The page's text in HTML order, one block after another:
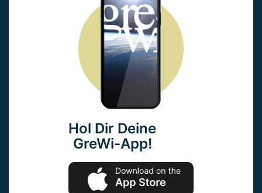
Hol Dir Deine
GreWi-App!